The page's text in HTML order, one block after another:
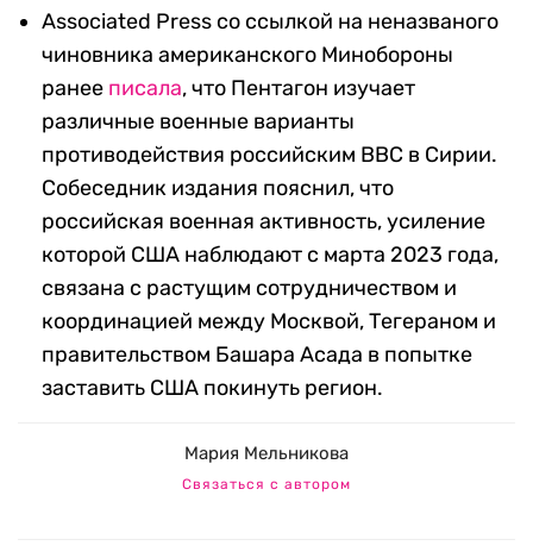
Associated Press со ссылкой на неназваного
чиновника американского Минобороны
ранее писала, что Пентагон изучает
различные военные варианты
противодействия российским ВВС в Сирии.
Собеседник издания пояснил, что
российская военная активность, усиление
которой США наблюдают с марта 2023 года,
связана с растущим сотрудничеством и
координацией между Москвой, Тегераном и
правительством Башара Асада в попытке
заставить США покинуть регион.
Мария Мельникова
Связаться с автором